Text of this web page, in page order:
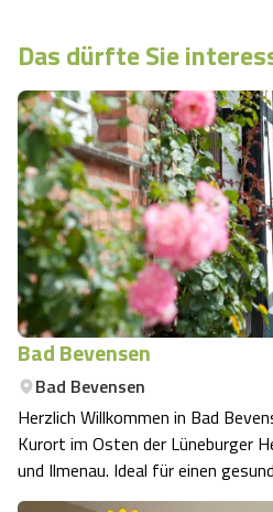
Das dürfte Sie
Bad Bevensen
Bad Bevensen
Herzlich Willkommen in Bad
Kurort im Osten der Lüneburger
und Ilmenau. Ideal für einen
Natur.